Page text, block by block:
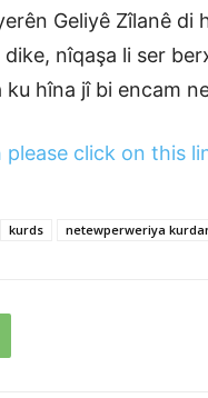
Geliyê Zîlanê di
nîqaşa li ser
hîna jî bi encam
click on this
kurds netewperweriya